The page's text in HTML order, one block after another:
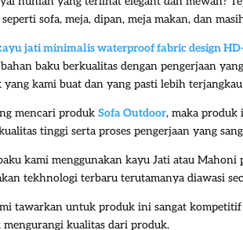
sofa, meja, dipan, meja makan, dan
jatiminimalis waterproof fabric design
baku berkualitas dengan pengerjaan
kami buat dan yang pasti lebih
mencari produk Sofa Outdoor, maka produk
tinggi serta proses pengerjaan yang
kami menggunakan kayu Jati atau
tekhnologi terbaru terutamanya diawasi
tawarkan untuk produk ini sangat
kualitas dari produk.